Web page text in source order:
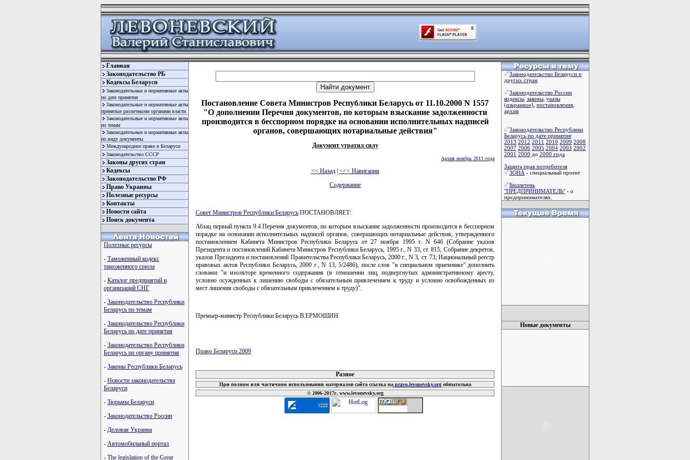
Главная
Законодательство РБ
Кодексы Беларуси
Законодательные и нормативные акты
по дате принятия
Законодательные и нормативные акты
принятые различными органами власти
Законодательные и нормативные акты
по темам
Законодательные и нормативные акты
по виду документы
Международное право в Беларуси
Законодательство СССР
Законы других стран
Кодексы
Законодательство РФ
Право Украины
Полезные ресурсы
Контакты
Новости сайта
Поиск документа
Полезные ресурсы
- Таможенный кодекс
таможенного союза
- Каталог предприятий и
организаций СНГ
- Законодательство Республики
Беларусь по темам
- Законодательство Республики
Беларусь по дате принятия
- Законодательство Республики
Беларусь по органу принятия
- Законы Республики Беларусь
- Новости законодательства
Беларуси
- Тюрьмы Беларуси
- Законодательство России
- Деловая Украина
- Автомобильный портал
- The legislation of the Great
Постановление Совета Министров Республики Беларусь от 11.10.2000 N 1557
"О дополнении Перечня документов, по которым взыскание задолженности
производится в бесспорном порядке на основании исполнительных надписей
органов, совершающих нотариальные действия"
Документ утратил силу
Архив ноябрь 2011 года
<< Назад| <<< Навигация
Содержание
Совет Министров Республики Беларусь ПОСТАНОВЛЯЕТ:
Абзац первый пункта 9.4 Перечня документов, по которым взыскание задолженности производится в бесспорном
порядке на основании исполнительных надписей органов, совершающих нотариальные действия, утвержденного
постановлением Кабинета Министров Республики Беларусь от 27 ноября 1995 г. N 646 (Собрание указов
Президента и постановлений Кабинета Министров Республики Беларусь, 1995 г., N 33, ст. 815; Собрание декретов,
указов Президента и постановлений Правительства Республики Беларусь, 2000 г., N 3, ст. 73; Национальный реестр
правовых актов Республики Беларусь, 2000 г., N 13, 5/2486), после слов "в специальном приемнике" дополнить
словами "и изоляторе временного содержания (в отношении лиц, подвергнутых административному аресту,
условно осужденных к лишению свободы с обязательным привлечением к труду и условно освобожденных из
мест лишения свободы с обязательным привлечением к труду)".
Премьер-министр Республики Беларусь В.ЕРМОШИН
Право Беларуси 2009
Разное
При полном или частичном использовании материалов сайта ссылка наpravo.levonevsky.orgобязательна
© 2006-2017г. www.levonevsky.org
Законодательство Беларуси и
других стран
Законодательство России
кодексы законы указы
(изьранное) постановления
архив
Законодательство Республики
Беларусь по дате принятия:
2013 2012 2011 2010 2009 2008
2007 2006 2005 2004 2003 2002
2001 2000 до 2000 года
Защита прав потребителя
ЗОНА - специальный проект
Бюллетень
"ПРЕДПРИНИМАТЕЛЬ" - о
предпринимателях.
Новые документы